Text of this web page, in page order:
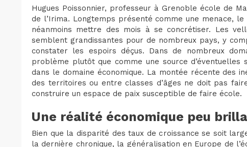
Hugues Poissonnier, professeur à Grenoble école de
de l’Irima. Longtemps présenté comme une menace,
néanmoins mettre des mois à se concrétiser. Les
semblent grandissantes pour de nombreux pays, y
constater les espoirs déçus. Dans de nombreux
problème plutôt que comme une source d’éventuelles
dans le domaine économique. La montée récente des
des territoires ou entre classes d’âges ne doit pas
construire un espace de paix susceptible de faire école.
Une réalité économique peu
Bien que la disparité des taux de croissance se soit
la dernière chronique, la généralisation en Europe de